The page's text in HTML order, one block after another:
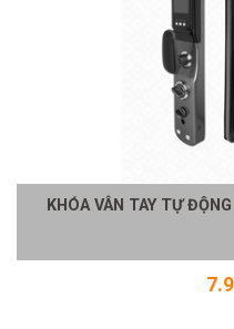
KHÓA VÂN TAY TỰ